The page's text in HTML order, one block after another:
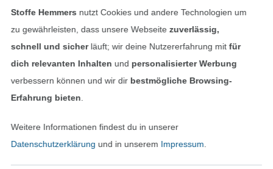
Impressum
Widerrufsrecht
In den deutschen Shop wechseln (aktuell
Stoffe Hemmers nutzt Cookies und andere Technologien um
zu gewährleisten, dass unsere Webseite zuverlässig,
schnell und sicherläuft; wir deine Nutzererfahrung mitfür
dich relevanten Inhalten und personalisierter Werbung
verbessern können und wir dir bestmögliche Browsing-
Erfahrung bieten
Weitere Informationen findest du in unserer
Datenschutzerklärung und in unserem Impressum